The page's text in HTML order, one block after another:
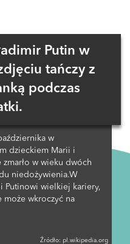
Putin w
tańczy z
podczas
w
dzieckiem Marii i
zmarło w wieku dwóch
niedożywienia.W
Putinowi wielkiej kariery,
może wkroczyć na
Źródło: pl.wikipedia.org